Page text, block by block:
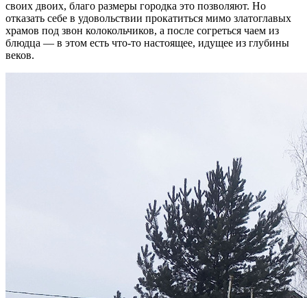
своих двоих, благо размеры городка это позволяют. Но
отказать себе в удовольствии прокатиться мимо златоглавых
храмов под звон колокольчиков, а после согреться чаем из
блюдца — в этом есть что-то настоящее, идущее из глубины
веков.